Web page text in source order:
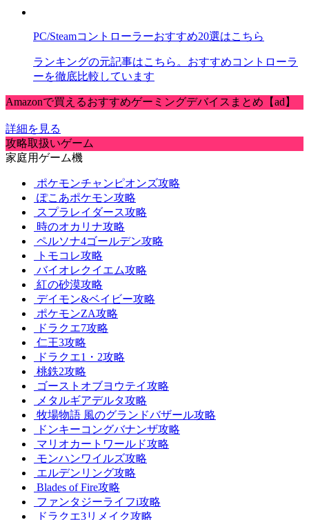
PC/Steamコントローラーおすすめ20選はこちら
ランキングの元記事はこちら。おすすめコントローラ
ーを徹底比較しています
Amazonで買えるおすすめゲーミングデバイスまとめ【ad】
詳細を見る
攻略取扱いゲーム
家庭用ゲーム機
ポケモンチャンピオンズ攻略
ぽこあポケモン攻略
スプラレイダース攻略
時のオカリナ攻略
ペルソナ4ゴールデン攻略
トモコレ攻略
バイオレクイエム攻略
紅の砂漠攻略
デイモン&ベイビー攻略
ポケモンZA攻略
ドラクエ7攻略
仁王3攻略
ドラクエ1・2攻略
桃鉄2攻略
ゴーストオブヨウテイ攻略
メタルギアデルタ攻略
牧場物語 風のグランドバザール攻略
ドンキーコングバナンザ攻略
マリオカートワールド攻略
モンハンワイルズ攻略
エルデンリング攻略
Blades of Fire攻略
ファンタジーライフi攻略
ドラクエ3リメイク攻略